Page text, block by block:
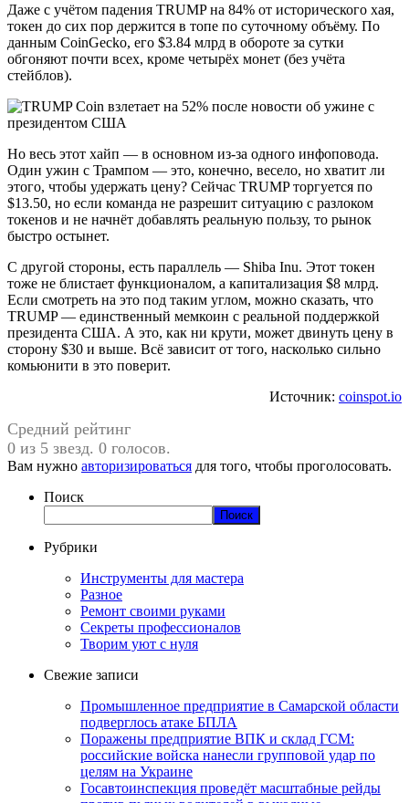
Даже с учётом падения TRUMP на 84% от исторического хая,
токен до сих пор держится в топе по суточному объёму. По
данным CoinGecko, его $3.84 млрд в обороте за сутки
обгоняют почти всех, кроме четырёх монет (без учёта
стейблов).
Но весь этот хайп — в основном из-за одного инфоповода.
Один ужин с Трампом — это, конечно, весело, но хватит ли
этого, чтобы удержать цену? Сейчас TRUMP торгуется по
$13.50, но если команда не разрешит ситуацию с разлоком
токенов и не начнёт добавлять реальную пользу, то рынок
быстро остынет.
С другой стороны, есть параллель — Shiba Inu. Этот токен
тоже не блистает функционалом, а капитализация $8 млрд.
Если смотреть на это под таким углом, можно сказать, что
TRUMP — единственный мемкоин с реальной поддержкой
президента США. А это, как ни крути, может двинуть цену в
сторону $30 и выше. Всё зависит от того, насколько сильно
комьюнити в это поверит.
Источник: coinspot.io
Средний рейтинг
0 из 5 звезд. 0 голосов.
Вам нужно авторизироваться для того, чтобы проголосовать.
Поиск
Поиск
Рубрики
Инструменты для мастера
Разное
Ремонт своими руками
Секреты профессионалов
Творим уют с нуля
Свежие записи
Промышленное предприятие в Самарской области
подверглось атаке БПЛА
Поражены предприятие ВПК и склад ГСМ:
российские войска нанесли групповой удар по
целям на Украине
Госавтоинспекция проведёт масштабные рейды